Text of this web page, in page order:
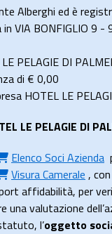
Alberghi ed è
VIA BONFIGLIO 9 -
PELAGIE DI
di € 0,00
HOTEL LE
LE PELAGIE DI
Elenco Soci Azienda
Visura Camerale ,
affidabilità, per
una valutazione
, l’oggetto